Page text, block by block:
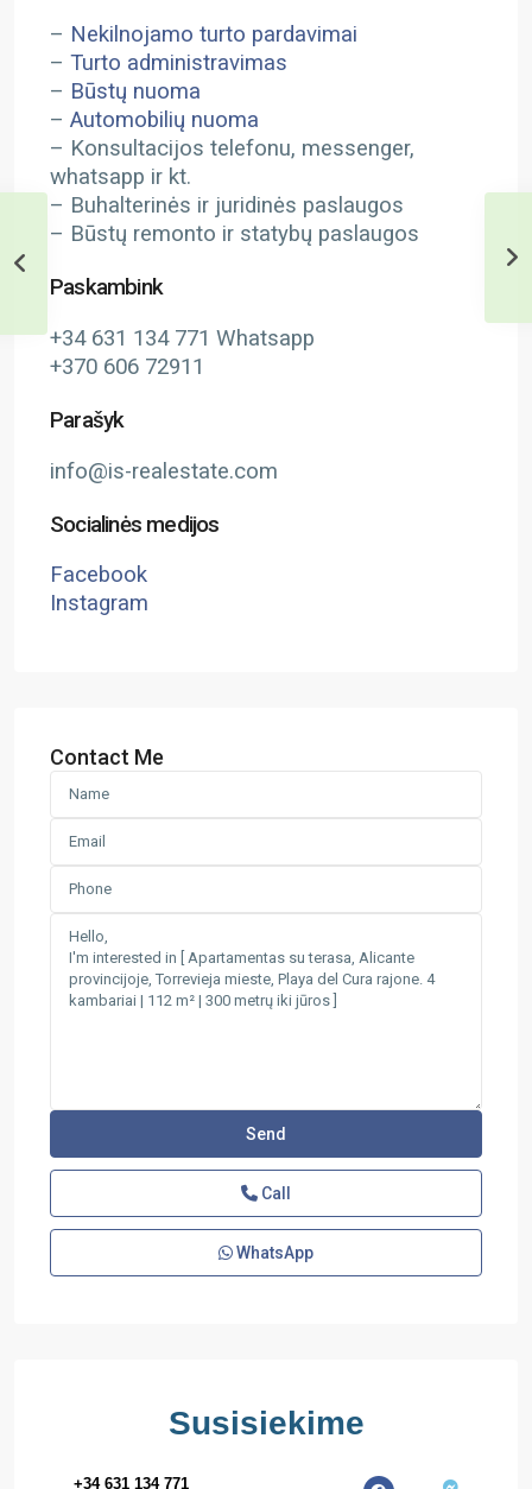
– Nekilnojamo turto pardavimai
– Turto administravimas
– Būstų nuoma
– Automobilių nuoma
– Konsultacijos telefonu, messenger,
whatsapp ir kt.
– Buhalterinės ir juridinės paslaugos
– Būstų remonto ir statybų paslaugos
Paskambink
+34 631 134 771 Whatsapp
+370 606 72911
Parašyk
info@is-realestate.com
Socialinės medijos
Facebook
Instagram
Contact Me
Call
WhatsApp
Susisiekime
+34 631 134 771